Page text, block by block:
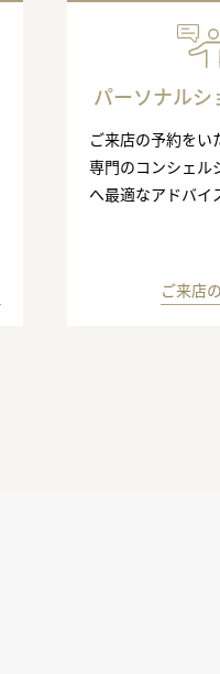
パーソナルシ
ご来店の予約をい
専門のコンシェル
へ最適なアドバイ
ご来店